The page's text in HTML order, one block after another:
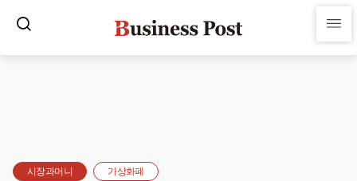
시장과머니 가상화폐